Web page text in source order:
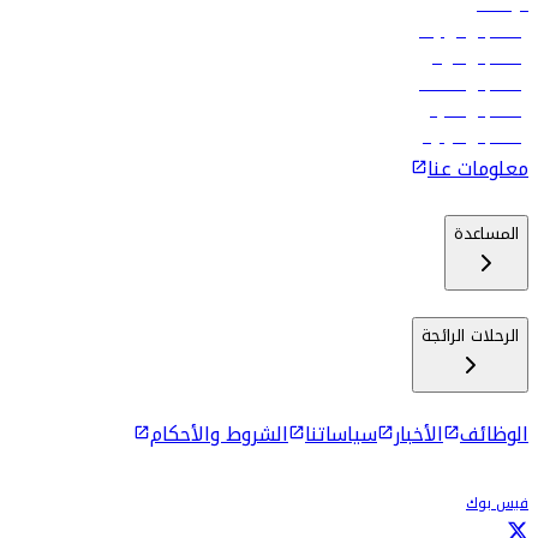
رحلات إلى تبيليسي
رحلات إلى الرياض
رحلات إلى مسقط
رحلات إلى ماليه
رحلات إلى كولومبو
معلومات عنا
المساعدة
الرحلات الرائجة
الوظائف الأخبار سياساتنا الشروط والأحكام
فيس بوك